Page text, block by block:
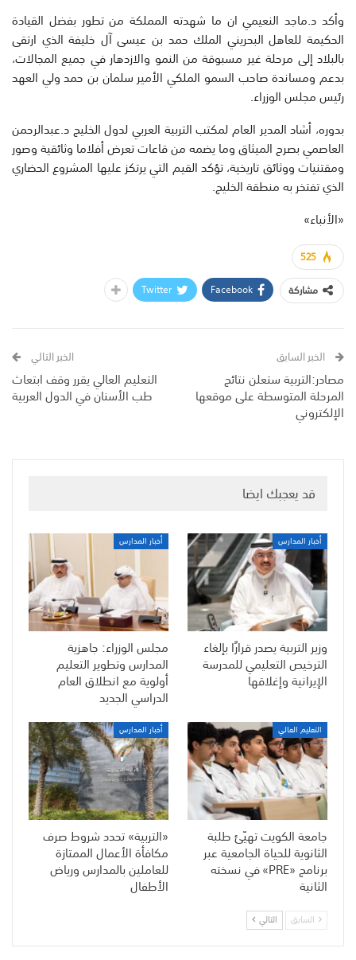
وأكد د.ماجد النعيمي ان ما شهدته المملكة من تطور بفضل القيادة
الحكيمة للعاهل البحريني الملك حمد بن عيسى آل خليفة الذي ارتقى
بالبلاد إلى مرحلة غير مسبوقة من النمو والازدهار في جميع المجالات،
بدعم ومساندة صاحب السمو الملكي الأمير سلمان بن حمد ولي العهد
رئيس مجلس الوزراء.
بدوره، أشاد المدير العام لمكتب التربية العربي لدول الخليج د.عبدالرحمن
العاصمي بصرح الميثاق وما يضمه من قاعات تعرض أفلاما وثائقية وصور
ومقتنيات ووثائق تاريخية، تؤكد القيم التي يرتكز عليها المشروع الحضاري
الذي تفتخر به منطقة الخليج.
«الأنباء»
525
مشاركة
Facebook
Twitter
الخبر السابق
مصادر:التربية ستعلن نتائج
المرحلة المتوسطة على موقعها
الإلكتروني
الخبر التالي
التعليم العالي يقرر وقف ابتعاث
طب الأسنان في الدول العربية
قد يعجبك ايضا
أخبار المدارس
وزير التربية يصدر قرارًا بإلغاء
الترخيص التعليمي للمدرسة
الإيرانية وإغلاقها
أخبار المدارس
مجلس الوزراء: جاهزية
المدارس وتطوير التعليم
أولوية مع انطلاق العام
الدراسي الجديد
التعليم العالي
جامعة الكويت تهيّئ طلبة
الثانوية للحياة الجامعية عبر
برنامج «PRE» في نسخته
الثانية
أخبار المدارس
«التربية» تحدد شروط صرف
مكافأة الأعمال الممتازة
للعاملين بالمدارس ورياض
الأطفال
السابق التالي